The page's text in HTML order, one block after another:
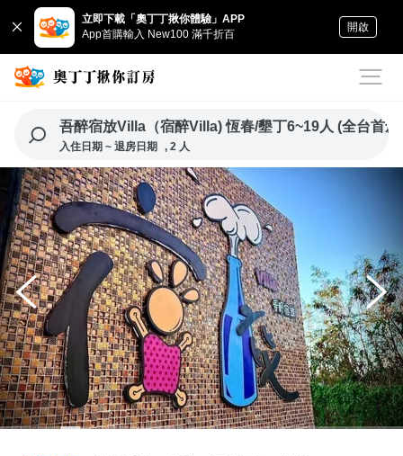
立即下載「奧丁丁揪你體驗」APP
App首購輸入 New100 滿千折百
開啟
吾醉宿放Villa（宿醉
入住日期 ~ 退房日期 , 2 人